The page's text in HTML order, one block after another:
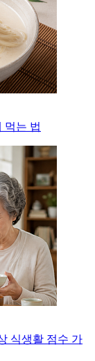
먹는 법
식생활 점수 가